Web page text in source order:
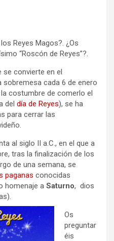
Reyes Magos?. ¿Os
“Roscón de Reyes”?.
se convierte en el
cada 6 de enero
costumbre de comerlo el
del día de Reyes), se ha
para cerrar las
al siglo II a.C., en el que a
tras la finalización de los
de una semana, se
paganas conocidas
homenaje a Saturno, dios
Os
preguntar
éis